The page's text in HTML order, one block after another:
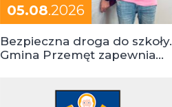
05.08.2026
Bezpieczna droga do szkoły.
Gmina Przemęt zapewnia